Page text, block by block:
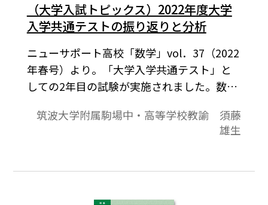
（大学入試トピックス）2022年度大学
入学共通テストの振り返りと分析
ニューサポート高校「数学」vol．37（2022
年春号）より。「大学入学共通テスト」と
しての2年目の試験が実施されました。数学
話文」「日常生活の文脈」などの是非に加
え、実施直後より難易度の上昇や計算量の
ているのを、私も聞き及んでいます。
筑波大学附属駒場中・高等学校教諭 須藤
雄生